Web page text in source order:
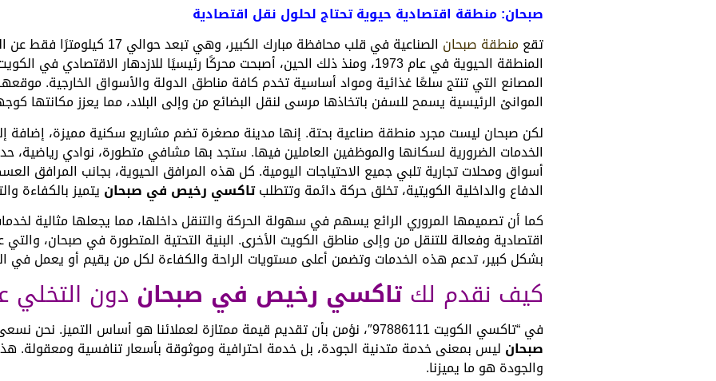
صبحان: منطقة اقتصادية حيوية تحتاج لحلول نقل اقتصادية
تقعمنطقة صبحان الصناعية في قلب محافظة مبارك
المنطقة الحيوية في عام 1973، ومنذ ذلك الحين، أصبحت محركًا رئيسيًا للازدهار
المصانع التي تنتج سلعًا غذائية ومواد أساسية تخدم كافة مناطق الدولة والأسواق الخارجية.
الموانئ الرئيسية يسمح للسفن باتخاذها مرسى لنقل البضائع من وإلى البلاد، مما يعزز مكانتها
لكن صبحان ليست مجرد منطقة صناعية بحتة. إنها مدينة مصغرة تضم مشاريع سكنية مميزة،
الخدمات الضرورية لسكانها والموظفين العاملين فيها. ستجد بها مشافي متطورة، نوادي رياضية،
أسواق ومحلات تجارية تلبي جميع الاحتياجات اليومية. كل هذه المرافق الحيوية، بجانب المرافق
الدفاع والداخلية الكويتية، تخلق حركة دائمة وتتطلبتاكسي رخيص في صبحان يتميز بالكفاءة
كما أن تصميمها المروري الرائع يسهم في سهولة الحركة والتنقل داخلها، مما يجعلها مثالية
اقتصادية وفعالة للتنقل من وإلى مناطق الكويت الأخرى. البنية التحتية المتطورة في صبحان،
بشكل كبير، تدعم هذه الخدمات وتضمن أعلى مستويات الراحة والكفاءة لكل من يقيم أو يعمل في
كيف نقدم لك تاكسي رخيص في صبحان دون التخلي
في “تاكسي الكويت 97886111″، نؤمن بأن تقديم قيمة ممتازة لعملائنا هو أساس التميز. نحن نسعى لتقديم
صبحان ليس بمعنى خدمة متدنية الجودة، بل خدمة احترافية وموثوقة بأسعار تنافسية ومعقولة. هذا
والجودة هو ما يميزنا.